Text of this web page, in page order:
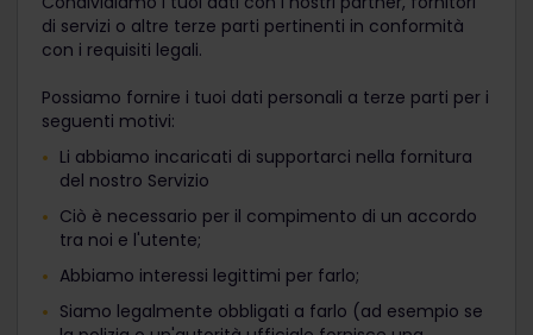
di servizi o altre terze parti pertinenti in conformità
con i requisiti legali.
Possiamo fornire i tuoi dati personali a terze parti per i
seguenti motivi:
Li abbiamo incaricati di supportarci nella fornitura
del nostro Servizio
Ciò è necessario per il compimento di un accordo
tra noi e l'utente;
Abbiamo interessi legittimi per farlo;
Siamo legalmente obbligati a farlo (ad esempio se